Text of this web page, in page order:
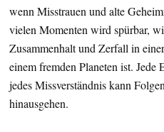
wenn Misstrauen und alte
vielen Momenten wird spürbar,
Zusammenhalt und Zerfall in
einem fremden Planeten ist.
jedes Missverständnis kann
hinausgehen.